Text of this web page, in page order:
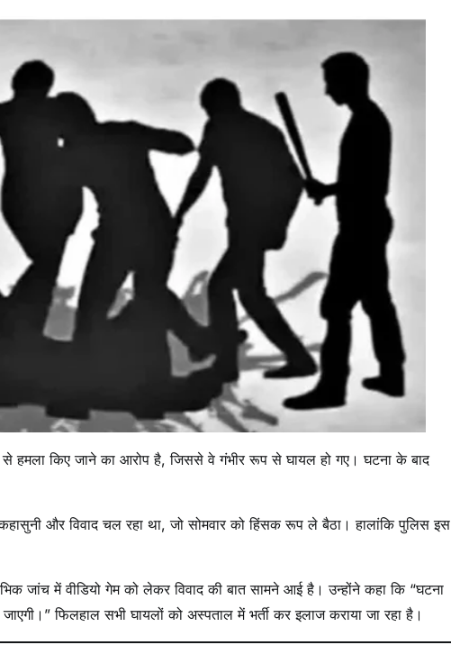
हमला किए जाने का आरोप है, जिससे वे गंभीर रूप से घायल हो गए। घटना के बाद
और विवाद चल रहा था, जो सोमवार को हिंसक रूप ले बैठा। हालांकि पुलिस इस
जांच में वीडियो गेम को लेकर विवाद की बात सामने आई है। उन्होंने कहा कि “घटना
फिलहाल सभी घायलों को अस्पताल में भर्ती कर इलाज कराया जा रहा है।